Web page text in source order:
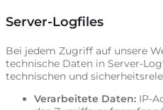
Server-Logfiles
Bei jedem Zugriff auf unsere
technische Daten in Server-
technischen und
Verarbeitete Daten: IP-